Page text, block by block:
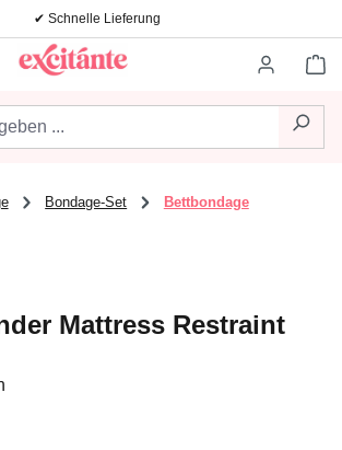
✔ Schnelle Lieferung
Bondage-Set Bettbondage
Mattress Restraint